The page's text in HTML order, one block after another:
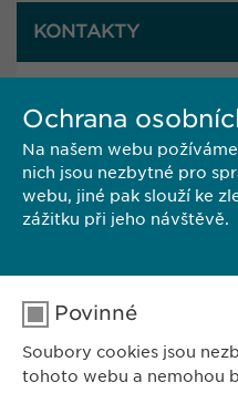
KONTAKTY
Ewopharma, spol. s
Burzovní palác
Sodomkova 1474/6
102 00 Praha 10
Česká republika
Tel.: +420 267 311 613
E-mail:info@
Ochrana
Na našem webu
nich jsou nezbytné pro
webu, jiné pak slouží ke
zážitku při jeho návštěvě.
Povinné
Soubory cookies jsou
tohoto webu a nemohou